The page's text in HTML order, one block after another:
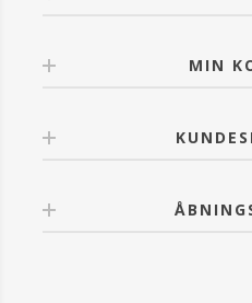
MIN